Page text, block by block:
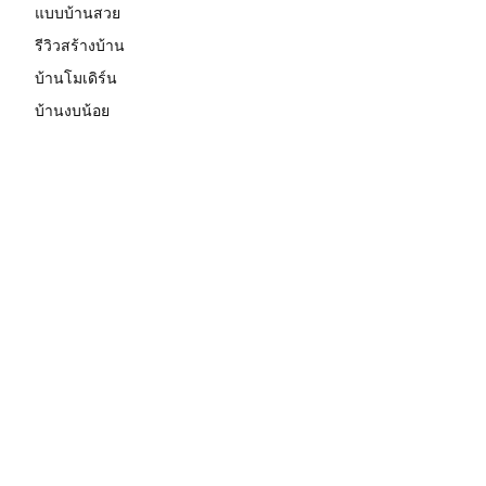
แบบบ้านสวย
รีวิวสร้างบ้าน
บ้านโมเดิร์น
บ้านงบน้อย